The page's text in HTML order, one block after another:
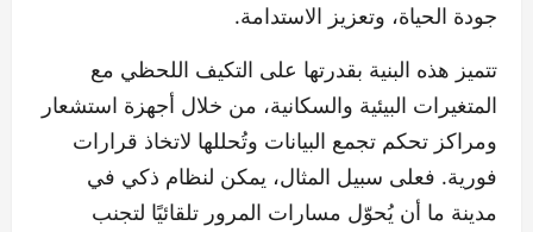
جودة الحياة، وتعزيز الاستدامة.
تتميز هذه البنية بقدرتها على التكيف اللحظي مع
المتغيرات البيئية والسكانية، من خلال أجهزة استشعار
ومراكز تحكم تجمع البيانات وتُحللها لاتخاذ قرارات
فورية. فعلى سبيل المثال، يمكن لنظام ذكي في
مدينة ما أن يُحوّل مسارات المرور تلقائيًا لتجنب